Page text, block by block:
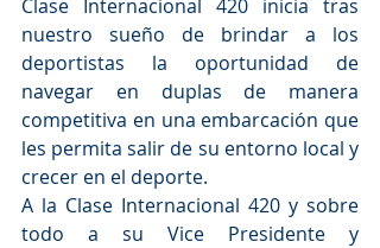
Clase Internacional 420 inicia tras
nuestro sueño de brindar a los
deportistas la oportunidad de
navegar en duplas de manera
competitiva en una embarcación que
les permita salir de su entorno local y
crecer en el deporte.
A la Clase Internacional 420 y sobre
todo a su Vice Presidente y